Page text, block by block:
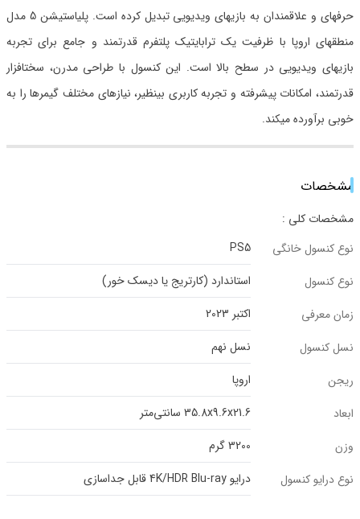
حرفهای و علاقمندان به بازیهای ویدیویی تبدیل کرده است. پلیاستیشن 5 مدل
منطقهای اروپا با ظرفیت یک ترابایتیک پلتفرم قدرتمند و جامع برای تجربه
بازیهای ویدیویی در سطح بالا است. این کنسول با طراحی مدرن، سختافزار
قدرتمند، امکانات پیشرفته و تجربه کاربری بینظیر، نیازهای مختلف گیمرها را به
خوبی برآورده میکند.
مشخصات
مشخصات کلی :
نوع کنسول خانگی
PS5
نوع کنسول
استاندارد (کارتریج یا دیسک خور)
زمان معرفی
اکتبر 2023
نسل کنسول
نسل نهم
ریجن
اروپا
ابعاد
35.8x9.6x21.6 سانتی‌متر
وزن
3200 گرم
نوع درایو کنسول
درایو 4K/HDR Blu-ray قابل جداسازی